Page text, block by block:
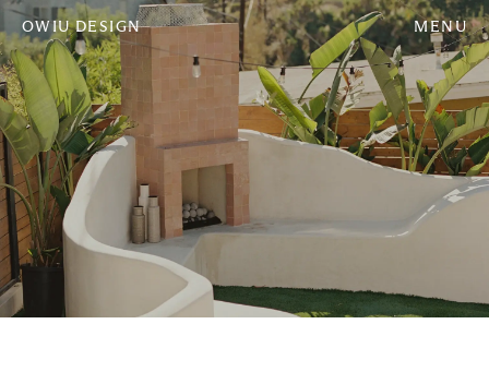
OWIU DESIGN MENU